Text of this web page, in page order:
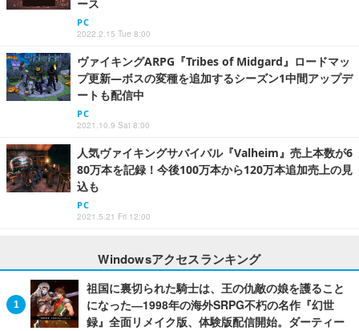
ース
PC
2022.2.15 Tue 8:00
ヴァイキングARPG『Tribes of Midgard』ロードマッ
プ更新―ボスの変種を追加するシーズン1中間アップデ
ートも配信中
PC
2021.10.9 Sat 8:00
人気ヴァイキングサバイバル『Valheim』売上本数が6
80万本を記録！今後100万本から120万本追加売上の見
込も
PC
2021.5.21 Fri 12:00
Windowsアクセスランキング
祖国に裏切られた騎士は、王の仇敵の娘を護ること
になった―1998年の海外SRPG不朽の名作『幻世
録』全面リメイク版、体験版配信開始。ダーティー